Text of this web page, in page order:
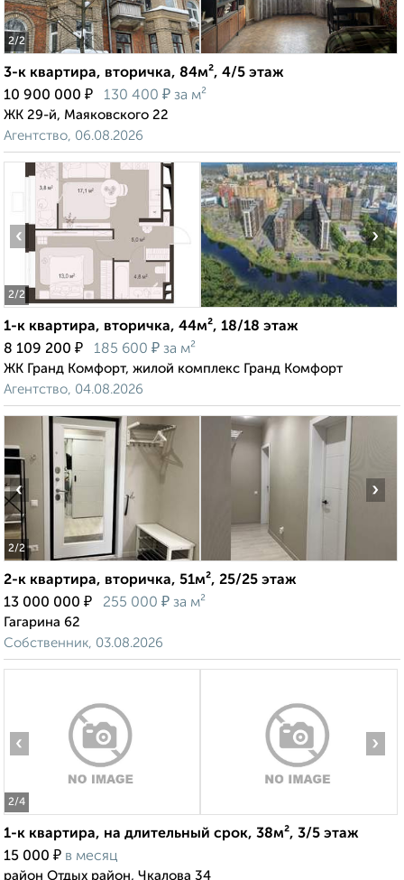
2/2
3-к квартира, вторичка, 84м², 4/5 этаж
10 900 000 ₽ 130 400 ₽ за м²
ЖК 29-й, Маяковского 22
Агентство, 06.08.2026
2/2
‹ ›
1-к квартира, вторичка, 44м², 18/18 этаж
8 109 200 ₽ 185 600 ₽ за м²
ЖК Гранд Комфорт, жилой комплекс Гранд Комфорт
Агентство, 04.08.2026
2/2
‹ ›
2-к квартира, вторичка, 51м², 25/25 этаж
13 000 000 ₽ 255 000 ₽ за м²
Гагарина 62
Собственник, 03.08.2026
2/4
‹ ›
1-к квартира, на длительный срок, 38м², 3/5 этаж
15 000 ₽ в месяц
район Отдых район, Чкалова 34